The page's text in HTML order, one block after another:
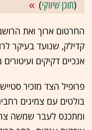
(תוכן שיווקי)
החרטום ארוך ואת
קדילק, שנועד בעיקר
אנכיים דקיקים
בולטים עם צמיגים
ומתכנס לעבר שמשה